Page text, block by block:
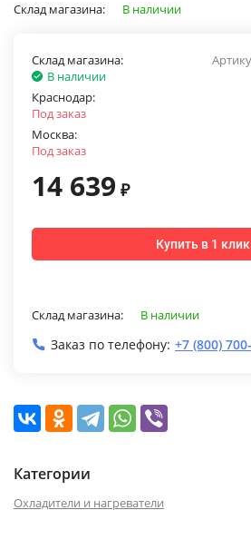
Склад магазина: В наличии
Склад магазина:
В наличии
Краснодар:
Под заказ
Москва:
Под заказ
14 639 ₽
Купить в 1 клик
Склад магазина: В наличии
Заказ по телефону: +7 (800)
Категории
Охладители и нагреватели